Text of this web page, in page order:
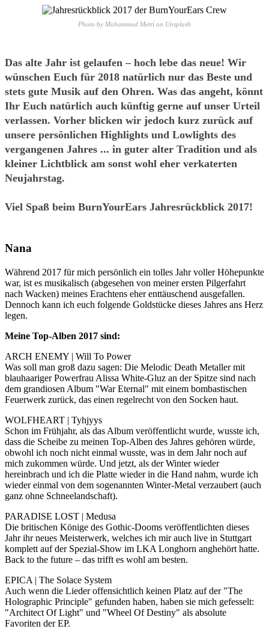
Photo by Mohammad Metri on Unsplash
Das alte Jahr ist gelaufen – hoch lebe das neue! Wir
wünschen Euch für 2018 natürlich nur das Beste und
stets gute Musik auf den Ohren. Was das angeht, könnt
Ihr Euch natürlich auch künftig gerne auf unser Urteil
verlassen. Vorher blicken wir jedoch kurz zurück auf
unsere persönlichen Highlights und Lowlights des
vergangenen Jahres ... in guter alter Tradition und als
kleiner Lichtblick am sonst wohl eher verkaterten
Neujahrstag.
Viel Spaß beim BurnYourEars Jahresrückblick 2017!
Nana
Während 2017 für mich persönlich ein tolles Jahr voller Höhepunkte
war, ist es musikalisch (abgesehen von meiner ersten Pilgerfahrt
nach Wacken) meines Erachtens eher enttäuschend ausgefallen.
Dennoch kann ich euch folgende Goldstücke dieses Jahres ans Herz
legen.
Meine Top-Alben 2017 sind:
ARCH ENEMY | Will To Power
Was soll man groß dazu sagen: Die Melodic Death Metaller mit
blauhaariger Powerfrau Alissa White-Gluz an der Spitze sind nach
dem grandiosen Album "War Eternal" mit einem bombastischen
Feuerwerk zurück, das einen regelrecht von den Socken haut.
WOLFHEART | Tyhjyys
Schon im Frühjahr, als das Album veröffentlicht wurde, wusste ich,
dass die Scheibe zu meinen Top-Alben des Jahres gehören würde,
obwohl ich noch nicht einmal wusste, was in dem Jahr noch auf
mich zukommen würde. Und jetzt, als der Winter wieder
hereinbrach und ich die Platte wieder in die Hand nahm, wurde ich
wieder einmal von dem sogenannten Winter-Metal verzaubert (auch
ganz ohne Schneelandschaft).
PARADISE LOST | Medusa
Die britischen Könige des Gothic-Dooms veröffentlichten dieses
Jahr ihr neues Meisterwerk, welches ich mir auch live in Stuttgart
komplett auf der Spezial-Show im LKA Longhorn anghehört hatte.
Back to the future – das trifft es wohl am besten.
EPICA | The Solace System
Auch wenn die Lieder offensichtlich keinen Platz auf der "The
Holographic Principle" gefunden haben, haben sie mich gefesselt:
"Architect Of Light" und "Wheel Of Destiny" als absolute
Favoriten der EP.